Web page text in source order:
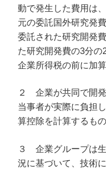
動で発生した費用は
元の委託国外研究発
委託された研究開発
た研究開発費の3分の
企業所得税の前に加
２ 企業が共同で開
当事者が実際に負担
算控除を計算するもの
３ 企業グループは
況に基づいて、技術